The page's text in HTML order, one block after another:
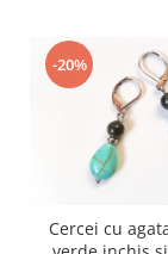
-20%
Cercei cu